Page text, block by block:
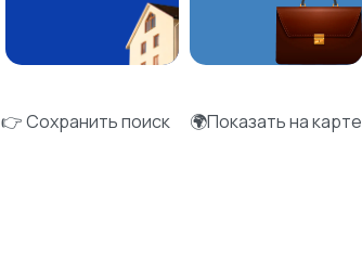
👉 Сохранить поиск 🌍Показать на карте